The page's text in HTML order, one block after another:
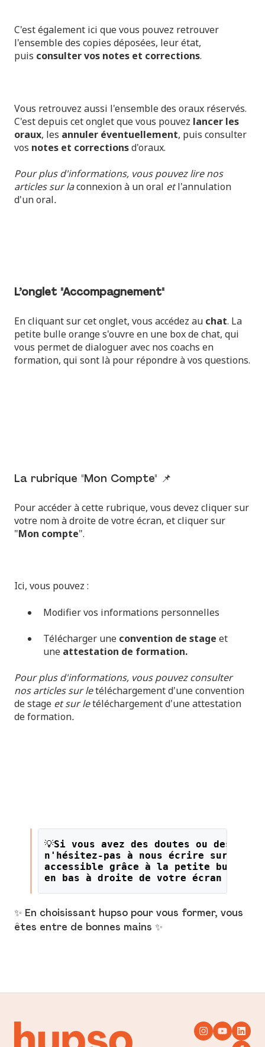
C'est également ici que vous pouvez retrouver
l'ensemble des copies déposées, leur état,
puis consulter vos notes et corrections.
Vous retrouvez aussi l'ensemble des oraux réservés.
C'est depuis cet onglet que vous pouvez lancer les
oraux, les annuler éventuellement, puis consulter
vos notes et correctionsd'oraux.
Pour plus d'informations, vous pouvez lire nos
articles sur laconnexion à un oral etl'annulation
d'un oral.
L’onglet "Accompagnement"
En cliquant sur cet onglet, vous accédez au chat. La
petite bulle orange s'ouvre en une box de chat, qui
vous permet de dialoguer avec nos coachs en
formation, qui sont là pour répondre à vos questions.
La rubrique "Mon Compte" 📌
Pour accéder à cette rubrique, vous devez cliquer sur
votre nom à droite de votre écran, et cliquer sur
"Mon compte".
Ici, vous pouvez :
Modifier vos informations personnelles
Télécharger une convention de stage et
une attestation de formation.
Pour plus d'informations, vous pouvez consulter
nos articles sur letéléchargement d'une convention
de stage et sur letéléchargement d'une attestation
de formation.
💡Si vous avez des doutes ou des
n'hésitez-pas à nous écrire sur le
accessible grâce à la petite bulle
en bas à droite de votre écran !
✨ En choisissant hupso pour vous former, vous
êtes entre de bonnes mains ✨